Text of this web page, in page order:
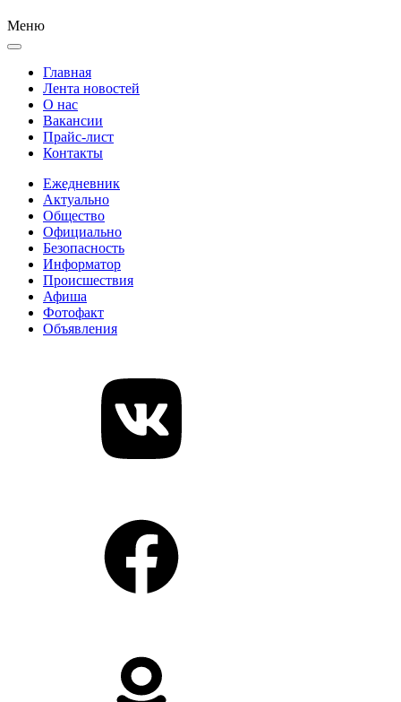
Меню
Главная
Лента новостей
О нас
Вакансии
Прайс-лист
Контакты
Ежедневник
Актуально
Общество
Официально
Безопасность
Информатор
Происшествия
Афиша
Фотофакт
Объявления